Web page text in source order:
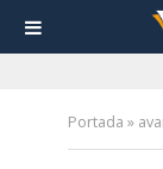
Portada »